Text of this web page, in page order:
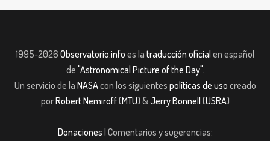
1995-2026 Observatorio.info es la traducción oficial en español
de "Astronomical Picture of the Day".
Un servicio de la NASAcon los siguientes políticas de uso creado
porRobert Nemiroff(MTU) &Jerry Bonnell (USRA)
Donaciones | Comentarios y sugerencias: